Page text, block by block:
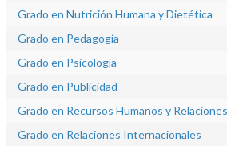
Grado en Nutrición Humana y Dietética
Grado en Pedagogía
Grado en Psicología
Grado en Publicidad
Grado en Recursos Humanos y
Grado en Relaciones Internacionales